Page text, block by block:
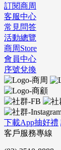
訂閱商周
客服中心
常見問答
活動總覽
商周Store
會員中心
序號兌換
下載App抽好禮
客戶服務專線